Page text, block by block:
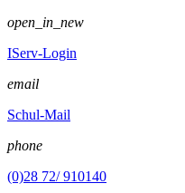
open_in_new
IServ-Login
email
Schul-Mail
phone
(0)28 72/ 910140